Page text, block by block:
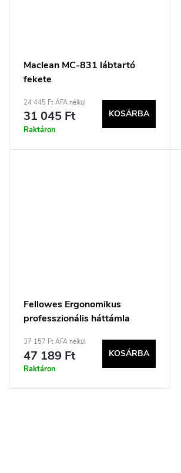
Maclean MC-831 lábtartó
fekete
24 445 Ft ÁFA nélkül
31 045 Ft
Raktáron
KOSÁRBA
Fellowes Ergonomikus
professzionális háttámla
37 157 Ft ÁFA nélkül
47 189 Ft
Raktáron
KOSÁRBA